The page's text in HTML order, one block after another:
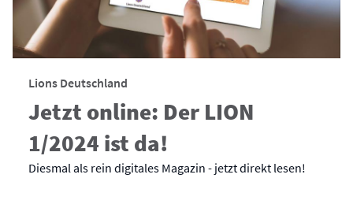
Lions Deutschland
Jetzt online: Der LION
1/2024 ist da!
Diesmal als rein digitales Magazin - jetzt direkt lesen!